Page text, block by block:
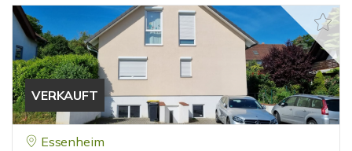
VERKAUFT
Essenheim